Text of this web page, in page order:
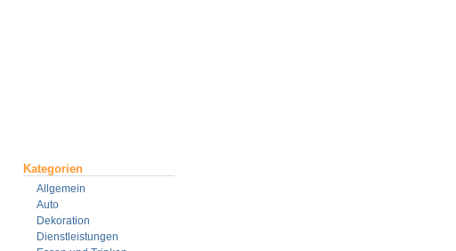
Kategorien
Allgemein
Auto
Dekoration
Dienstleistungen